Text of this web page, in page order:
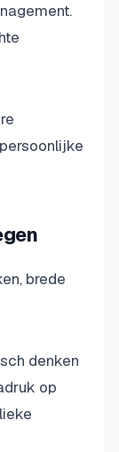
brede
denken
op